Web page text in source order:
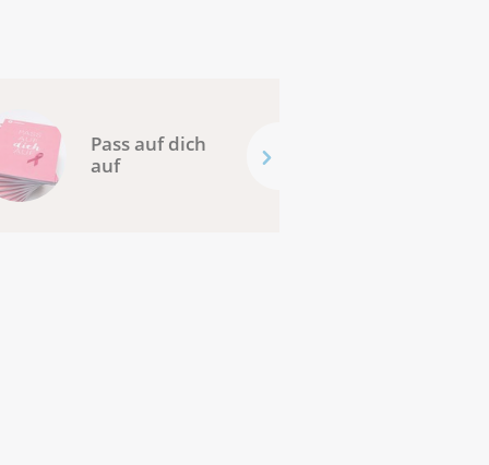
Pass auf dich
auf